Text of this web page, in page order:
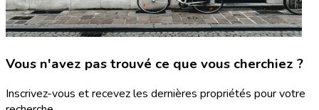
Vous n'avez pas trouvé ce que vous cherchiez ?
Inscrivez-vous et recevez les dernières propriétés pour votre